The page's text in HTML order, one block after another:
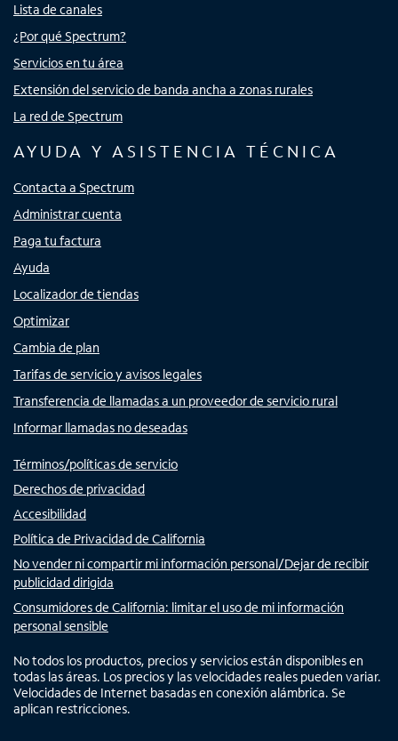
Lista de canales
¿Por qué Spectrum?
Servicios en tu área
Extensión del servicio de banda ancha a zonas rurales
La red de Spectrum
AYUDA Y ASISTENCIA TÉCNICA
Contacta a Spectrum
Administrar cuenta
Paga tu factura
Ayuda
Localizador de tiendas
Optimizar
Cambia de plan
Tarifas de servicio y avisos legales
Transferencia de llamadas a un proveedor de servicio rural
Informar llamadas no deseadas
Términos/políticas de servicio
Derechos de privacidad
Accesibilidad
Política de Privacidad de California
No vender ni compartir mi información personal/Dejar de recibir
publicidad dirigida
Consumidores de California: limitar el uso de mi información
personal sensible
No todos los productos, precios y servicios están disponibles en
todas las áreas. Los precios y las velocidades reales pueden variar.
Velocidades de Internet basadas en conexión alámbrica. Se
aplican restricciones.